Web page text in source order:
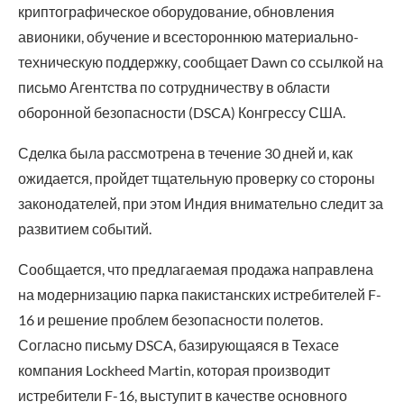
криптографическое оборудование, обновления
авионики, обучение и всестороннюю материально-
техническую поддержку, сообщает Dawn со ссылкой на
письмо Агентства по сотрудничеству в области
оборонной безопасности (DSCA) Конгрессу США.
Сделка была рассмотрена в течение 30 дней и, как
ожидается, пройдет тщательную проверку со стороны
законодателей, при этом Индия внимательно следит за
развитием событий.
Сообщается, что предлагаемая продажа направлена
на модернизацию парка пакистанских истребителей F-
16 и решение проблем безопасности полетов.
Согласно письму DSCA, базирующаяся в Техасе
компания Lockheed Martin, которая производит
истребители F-16, выступит в качестве основного